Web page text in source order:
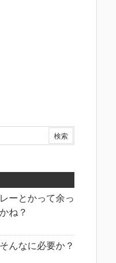
ーとかって余っ
ね？
んなに必要か？